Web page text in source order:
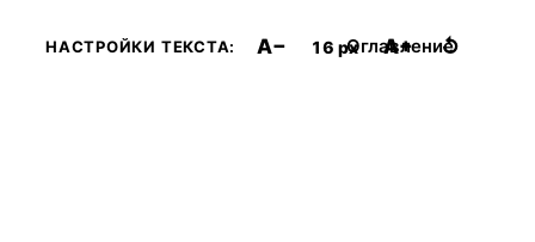
НАСТРОЙКИ ТЕКСТА: A− 16 px A+ ↺
Оглавление